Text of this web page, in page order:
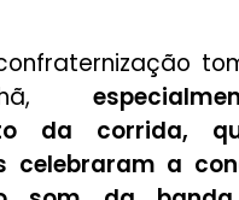
da corrida,
celebraram a